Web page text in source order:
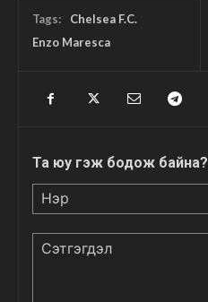
Tags:
Chelsea F.C.
Enzo Maresca
Та юу гэж бодож байна?